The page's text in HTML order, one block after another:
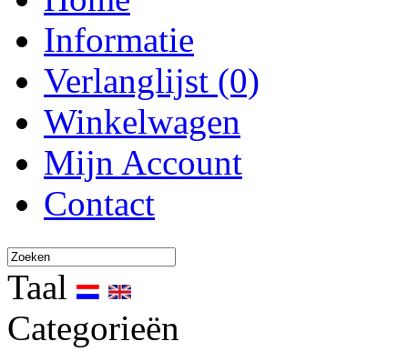
Informatie
Verlanglijst (0)
Winkelwagen
Mijn Account
Contact
Taal
Categorieën